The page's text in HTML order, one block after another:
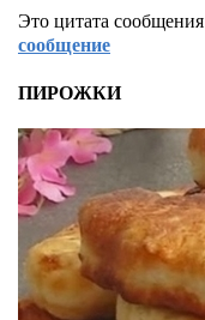
Это цитата сообщения
сообщение
ПИРОЖКИ